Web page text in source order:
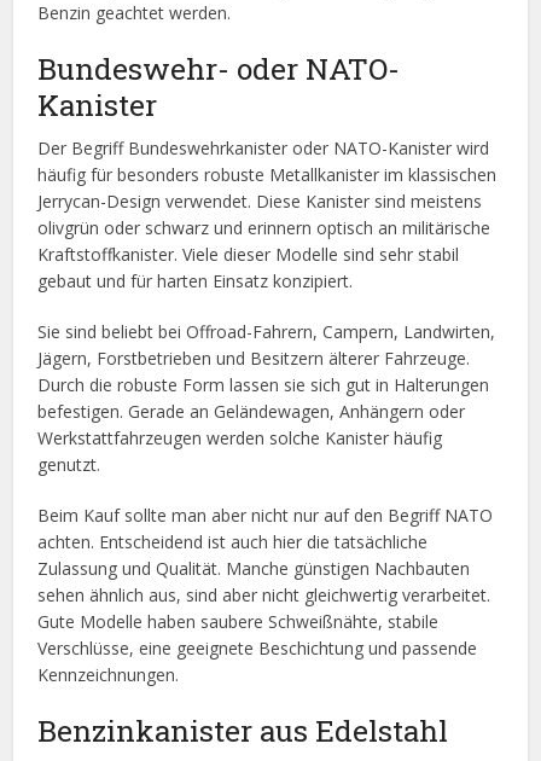
Benzin geachtet werden.
Bundeswehr- oder NATO-
Kanister
Der Begriff Bundeswehrkanister oder NATO-Kanister wird
häufig für besonders robuste Metallkanister im klassischen
Jerrycan-Design verwendet. Diese Kanister sind meistens
olivgrün oder schwarz und erinnern optisch an militärische
Kraftstoffkanister. Viele dieser Modelle sind sehr stabil
gebaut und für harten Einsatz konzipiert.
Sie sind beliebt bei Offroad-Fahrern, Campern, Landwirten,
Jägern, Forstbetrieben und Besitzern älterer Fahrzeuge.
Durch die robuste Form lassen sie sich gut in Halterungen
befestigen. Gerade an Geländewagen, Anhängern oder
Werkstattfahrzeugen werden solche Kanister häufig
genutzt.
Beim Kauf sollte man aber nicht nur auf den Begriff NATO
achten. Entscheidend ist auch hier die tatsächliche
Zulassung und Qualität. Manche günstigen Nachbauten
sehen ähnlich aus, sind aber nicht gleichwertig verarbeitet.
Gute Modelle haben saubere Schweißnähte, stabile
Verschlüsse, eine geeignete Beschichtung und passende
Kennzeichnungen.
Benzinkanister aus Edelstahl